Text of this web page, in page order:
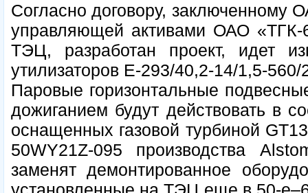
Согласно договору,
управляющей активами ОАО «ТГК-
ТЭЦ, разработан проект, идет
утилизаторов Е-293/40,2-14/1,5-
Паровые горизонтальные
дожиганием будут действовать в
оснащенных газовой турбиной
50WY21Z-095 производства
заменят демонтированное